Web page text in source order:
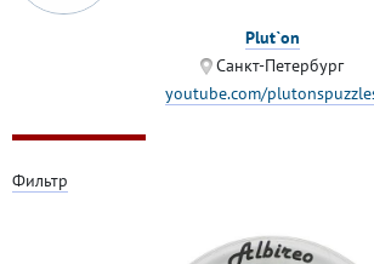
Plut`on
Санкт-Петербург
youtube.com/
Фильтр